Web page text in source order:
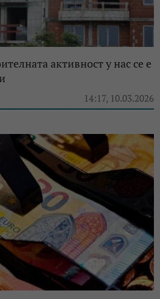
активност у нас се е
14:17, 10.03.2026